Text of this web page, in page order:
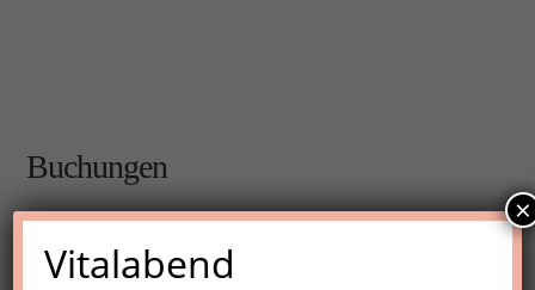
Buchungen
Buchungen sind für diese Veranstaltung nicht mehr
möglich.
Vitalabend
×